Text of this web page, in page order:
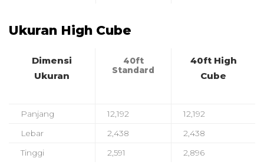
Ukuran High Cube
Dimensi
Ukuran
40ft
Standard
40ft High
Cube
Panjang 12,192 12,192
Lebar 2,438 2,438
Tinggi 2,591 2,896